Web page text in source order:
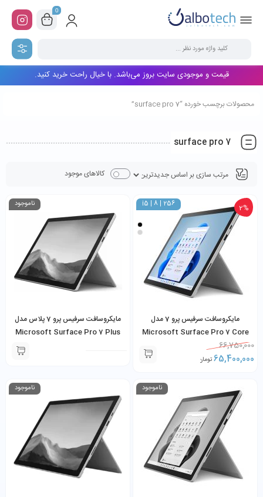
0
قیمت و موجودی سایت بروز می‌باشد. با خیال راحت خرید کنید.
محصولات برچسب خورده “surface pro 7”
surface pro 7
کالاهای موجود
i5 | 8 | 256 2%
مایکروسافت سرفیس پرو 7 مدل
Microsoft Surface Pro 7 Core
همراه کیبورد و شارژر
66,750,000
65,400,000 تومان
ناموجود
مایکروسافت سرفیس پرو 7 پلاس مدل
Microsoft Surface Pro 7 Plus
Core i5-1135G7 16GB 256GB
ناموجود ناموجود